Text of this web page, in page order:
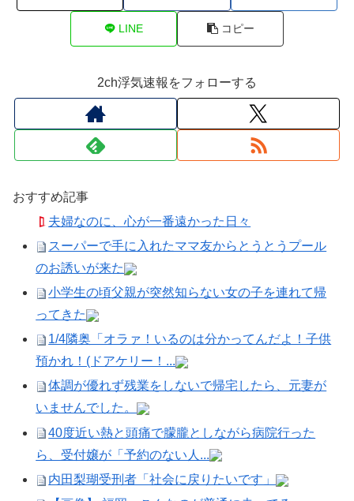
LINE コピー
2ch浮気速報をフォローする
おすすめ記事
夫婦なのに、心が一番遠かった日々
スーパーで手に入れたママ友からとうとうプール
のお誘いが来た
小学生の頃父親が突然知らない女の子を連れて帰
ってきた
1/4隣奥「オラァ！いるのは分かってんだよ！子供
預かれ！(ドアケリー！...
体調が優れず残業をしないで帰宅したら、元妻が
いませんでした。
40度近い熱と頭痛で朦朧としながら病院行った
ら、受付嬢が「予約のない人...
内田梨瑚受刑者「社会に戻りたいです」